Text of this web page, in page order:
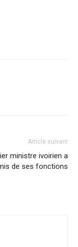
Article suivant
ministre ivoirien a
de ses fonctions